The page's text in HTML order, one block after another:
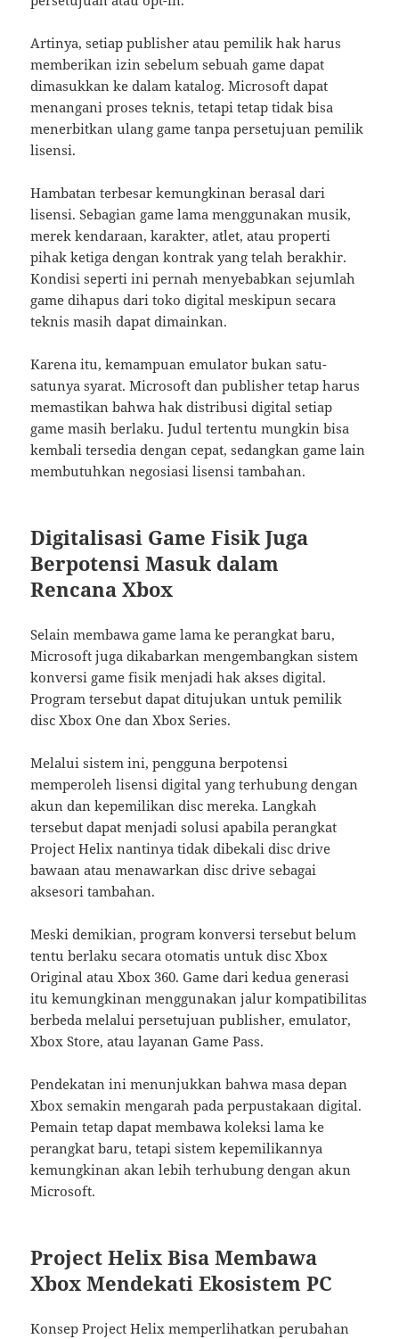
Artinya, setiap publisher atau pemilik hak harus
memberikan izin sebelum sebuah game dapat
dimasukkan ke dalam katalog. Microsoft dapat
menangani proses teknis, tetapi tetap tidak bisa
menerbitkan ulang game tanpa persetujuan pemilik
lisensi.
Hambatan terbesar kemungkinan berasal dari
lisensi. Sebagian game lama menggunakan musik,
merek kendaraan, karakter, atlet, atau properti
pihak ketiga dengan kontrak yang telah berakhir.
Kondisi seperti ini pernah menyebabkan sejumlah
game dihapus dari toko digital meskipun secara
teknis masih dapat dimainkan.
Karena itu, kemampuan emulator bukan satu-
satunya syarat. Microsoft dan publisher tetap harus
memastikan bahwa hak distribusi digital setiap
game masih berlaku. Judul tertentu mungkin bisa
kembali tersedia dengan cepat, sedangkan game lain
membutuhkan negosiasi lisensi tambahan.
Digitalisasi Game Fisik Juga
Berpotensi Masuk dalam
Rencana Xbox
Selain membawa game lama ke perangkat baru,
Microsoft juga dikabarkan mengembangkan sistem
konversi game fisik menjadi hak akses digital.
Program tersebut dapat ditujukan untuk pemilik
disc Xbox One dan Xbox Series.
Melalui sistem ini, pengguna berpotensi
memperoleh lisensi digital yang terhubung dengan
akun dan kepemilikan disc mereka. Langkah
tersebut dapat menjadi solusi apabila perangkat
Project Helix nantinya tidak dibekali disc drive
bawaan atau menawarkan disc drive sebagai
aksesori tambahan.
Meski demikian, program konversi tersebut belum
tentu berlaku secara otomatis untuk disc Xbox
Original atau Xbox 360. Game dari kedua generasi
itu kemungkinan menggunakan jalur kompatibilitas
berbeda melalui persetujuan publisher, emulator,
Xbox Store, atau layanan Game Pass.
Pendekatan ini menunjukkan bahwa masa depan
Xbox semakin mengarah pada perpustakaan digital.
Pemain tetap dapat membawa koleksi lama ke
perangkat baru, tetapi sistem kepemilikannya
kemungkinan akan lebih terhubung dengan akun
Microsoft.
Project Helix Bisa Membawa
Xbox Mendekati Ekosistem PC
Konsep Project Helix memperlihatkan perubahan